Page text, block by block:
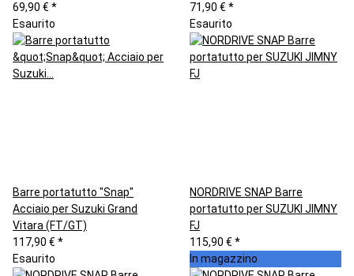
69,90 € *
71,90 € *
Esaurito
Barre portatutto "Snap"
Acciaio per Suzuki Grand
Vitara (FT/GT)
117,90 € *
Esaurito
NORDRIVE SNAP Barre
portatutto per SUZUKI JIMNY
FJ
115,90 € *
Esaurito
In magazzino